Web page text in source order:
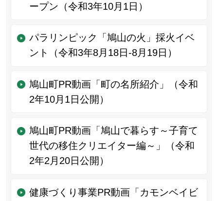
ープン（令和3年10月1日）
パラリンピック「鳩山の火」採火イベ
ント（令和3年8月18日-8月19日）
鳩山町PR動画「町の名所紹介」（令和
2年10月1日公開）
鳩山町PR動画「鳩山で暮らす～子育て
世代の移住クリエイター編～」（令和
2年2月20日公開）
健康づくり事業PR動画「カモンベイビ